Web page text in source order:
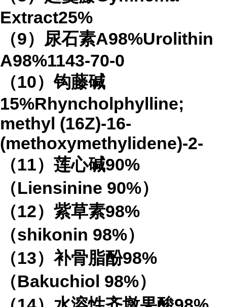
Extract25%
（9）尿石素A98%Urolithin
A98%1143-70-0
（10）钩藤碱
15%Rhyncholphylline;
methyl (16Z)-16-
(methoxymethylidene)-2-
（11）莲心碱90%
（Liensinine 90%）
（12）紫草素98%
（shikonin 98%）
（13）补骨脂酚98%
（Bakuchiol 98%）